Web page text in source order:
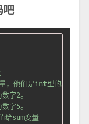
吧
，他们是int型的。
字2。
字5。
给sum变量